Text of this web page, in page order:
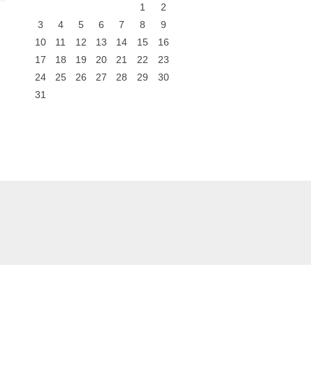
1
2
3
4 5 6 7 8
9
10
11 12 13 14 15
16
17
18 19 20 21 22
23
24
25 26 27 28 29
30
31